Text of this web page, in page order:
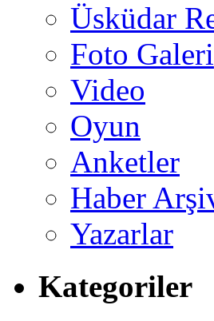
Üsküdar
Foto Galeri
Video
Oyun
Anketler
Haber
Yazarlar
Kategoriler